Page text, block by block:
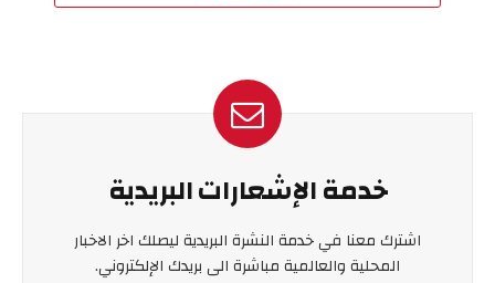
خدمة الإشعارات البريدية
اشترك معنا في خدمة النشرة البريدية ليصلك اخر الاخبار
المحلية والعالمية مباشرة الى بريدك الإلكتروني.